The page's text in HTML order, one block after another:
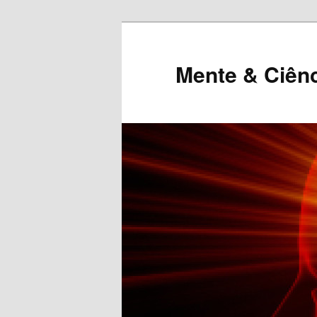
Mente &